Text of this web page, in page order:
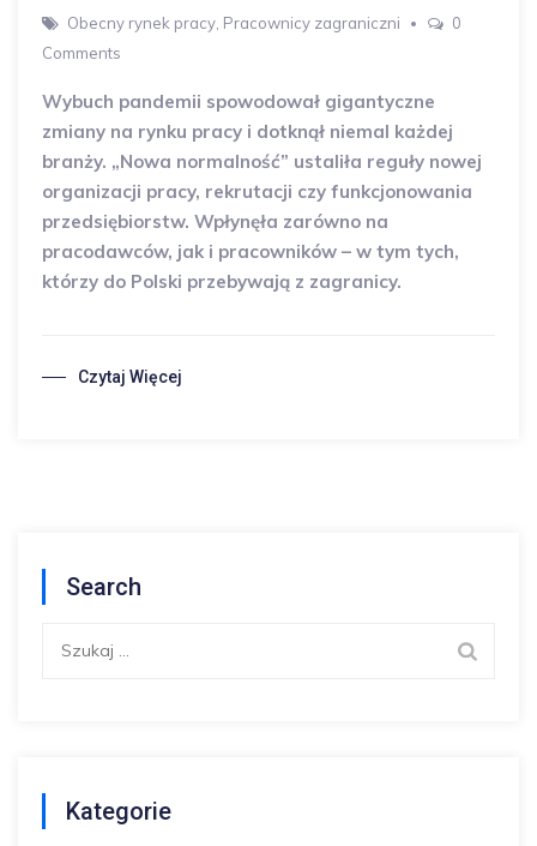
Obecny rynek pracy Pracownicy zagraniczni
0
Comments
Wybuch pandemii spowodował gigantyczne
zmiany na rynku pracy i dotknął niemal każdej
branży. „Nowa normalność” ustaliła reguły nowej
organizacji pracy, rekrutacji czy funkcjonowania
przedsiębiorstw. Wpłynęła zarówno na
pracodawców, jak i pracowników – w tym tych,
którzy do Polski przebywają z zagranicy.
Czytaj Więcej
Search
Kategorie